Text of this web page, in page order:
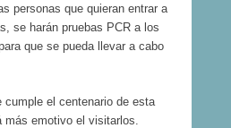
personas que quieran entrar a
se harán pruebas PCR a los
que se pueda llevar a cabo
cumple el centenario de esta
emotivo el visitarlos.